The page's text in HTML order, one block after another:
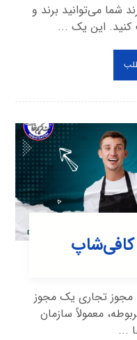
شما می‌توانید برند و
کنید. این یک ...
تجاری یک مجوز
معمولاً سازمان
...